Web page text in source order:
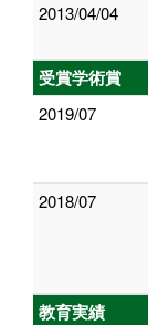
2013/04/04
受賞学術賞
2019/07
2018/07
教育実績